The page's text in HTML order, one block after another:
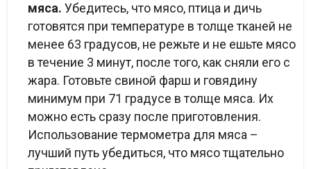
мяса. Убедитесь, что мясо, птица и дичь
готовятся при температуре в толще тканей не
менее 63 градусов, не режьте и не ешьте мясо
в течение 3 минут, после того, как сняли его с
жара. Готовьте свиной фарш и говядину
минимум при 71 градусе в толще мяса. Их
можно есть сразу после приготовления.
Использование термометра для мяса –
лучший путь убедиться, что мясо тщательно